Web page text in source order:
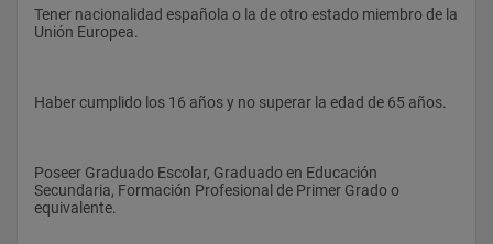
Tener nacionalidad española o la de otro estado miembro de la
Unión Europea.
Haber cumplido los 16 años y no superar la edad de 65 años.
Poseer Graduado Escolar, Graduado en Educación
Secundaria, Formación Profesional de Primer Grado o
equivalente.